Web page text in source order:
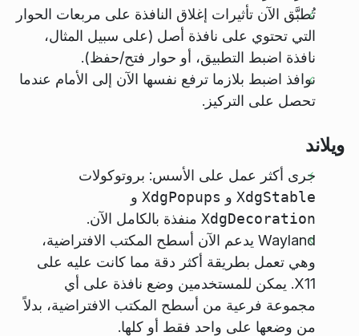
تُطبَّق الآن تأثيرات إغلاق النافذة على مربعات الحوار
التي تحتوي على نافذة أصل (على سبيل المثال،
نافذة اضبط التطبيق، أو حوار فتح/حفظ).
نوافذ اضبط بلازما ترفع نفسها الآن إلى الأمام عندما
تحصل على التركيز.
ويلاند
جرى أكثر عمل على الأسس: بروتوكولات
XdgStable و XdgPopups و
XdgDecoration منفذة بالكامل الآن.
Wayland يدعم الآن أسطح المكتب الافتراضية،
وهي تعمل بطريقة أكثر دقة مما كانت عليه على
X11. يمكن للمستخدمين وضع نافذة على أي
مجموعة فرعية من أسطح المكتب الافتراضية، بدلاً
من وضعها على واحد فقط أو كلها.